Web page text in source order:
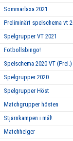
Sommarläxa 2021
Preliminärt spelschema vt
Spelgrupper VT 2021
Fotbollsbingo!
Spelschema 2020 VT (Prel.)
Spelgrupper 2020
Spelgrupper Höst
Matchgrupper hösten
Stjärnkampen i mål!
Matchhelger